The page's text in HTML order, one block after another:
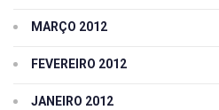
MARÇO 2012
FEVEREIRO 2012
JANEIRO 2012